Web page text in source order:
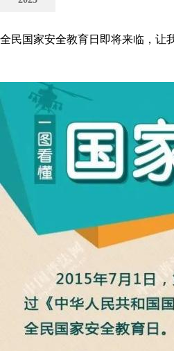
全民国家安全教育日即将来临，让